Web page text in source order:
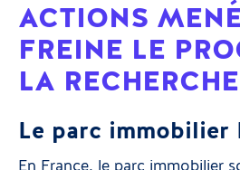
ACTIONS
FREINE LE
LA RECHERCHE
Le parc immobilier
En France, le parc immobilier